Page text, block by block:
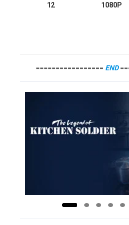
12
1080P
================= END